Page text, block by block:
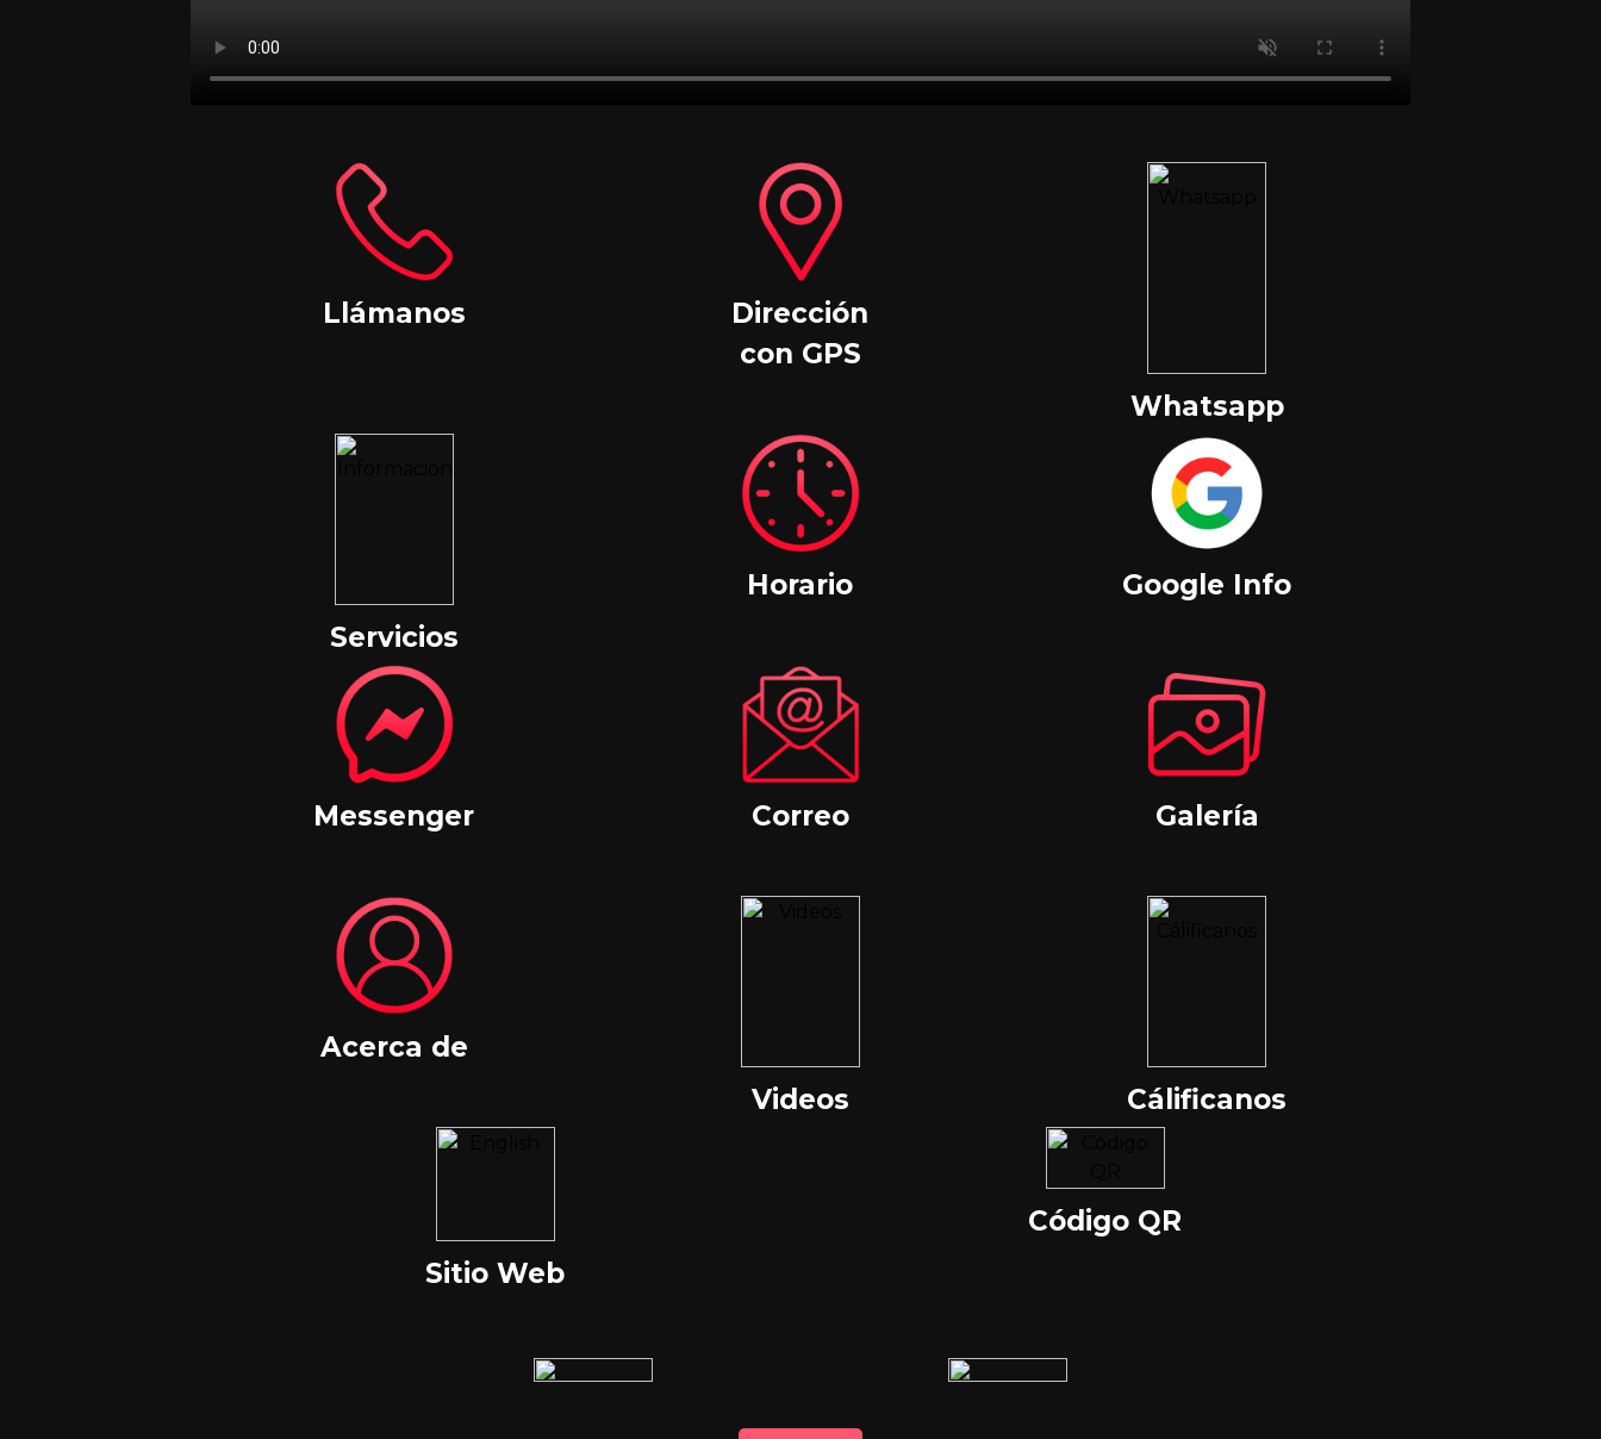
Llámanos
Dirección
con GPS
Whatsapp
Servicios
Horario Google Info
Messenger Correo Galería
Acerca de
Videos
Cálificanos
Sitio Web
Código QR